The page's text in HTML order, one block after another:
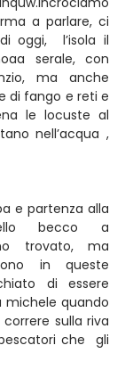
a parlare, ci
oggi,  l’isola il
serale, con
ma anche
di fango e reti e
le locuste al
nell’acqua ,
e partenza alla
becco a
trovato, ma
in queste
di essere
quando
sulla riva
che  gli